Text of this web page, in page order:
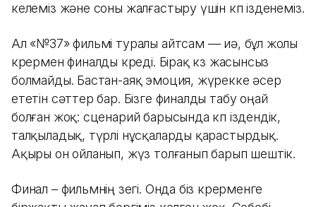
келеміз және соны жалғастыру үшін көп ізденеміз.
Ал «№37» фильмі туралы айтсам — иә, бұл жолы
көрермен финалды көреді. Бірақ көз жасынсыз
болмайды. Бастан-аяқ эмоция, жүрекке әсер
ететін сәттер бар. Бізге финалды табу оңай
болған жоқ: сценарий барысында көп іздендік,
талқыладық, түрлі нұсқаларды қарастырдық.
Ақыры он ойланып, жүз толғанып барып шештік.
Финал – фильмнің өзегі. Онда біз көрерменге